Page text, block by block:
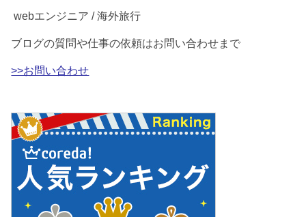
webエンジニア / 海外旅行
ブログの質問や仕事の依頼はお問い合わせまで
>>お問い合わせ